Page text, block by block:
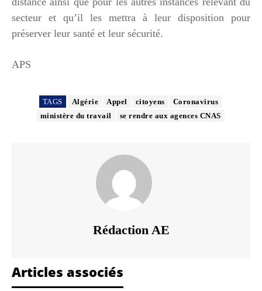
secteur et qu’il les mettra à leur disposition pour
préserver leur santé et leur sécurité.
APS
TAGS Algérie Appel citoyens
Coronavirus
ministère du travail
se rendre aux agences CNAS
Rédaction AE
Articles associés